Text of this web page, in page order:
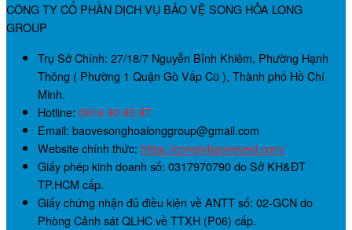
CÔNG TY CỔ PHẦN DỊCH VỤ BẢO VỆ SONG HỎA LONG
GROUP
Trụ Sở Chính: 27/18/7 Nguyễn Bỉnh Khiêm, Phường Hạnh
Thông ( Phường 1 Quận Gò Vấp Cũ ), Thành phố Hồ Chí
Minh.
Hotline: 0916 90 95 97
Email: baovesonghoalonggroup@gmail.com
Website chính thức: https://congtybaovevesi.com/
Giấy phép kinh doanh số: 0317970790do Sở KH&ĐT
TP.HCM cấp.
Giấy chứng nhận đủ điều kiện về ANTT số: 02-GCNdo
Phòng Cảnh sát QLHC về TTXH (P06) cấp.